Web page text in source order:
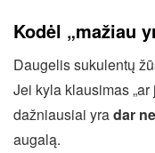
Kodėl „mažiau
Daugelis sukulentų
Jei kyla klausimas
dažniausiai yradar ne
augalą.